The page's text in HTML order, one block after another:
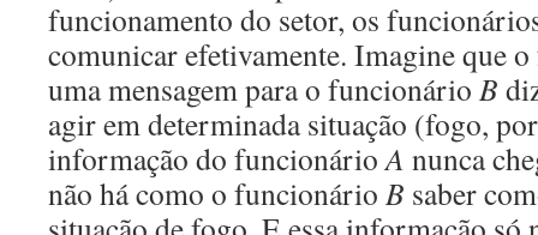
funcionamento do setor, os
comunicar efetivamente. Imagine que
uma mensagem para o funcionário B
agir em determinada situação (fogo,
informação do funcionárioA nunca
não há como o funcionário B saber